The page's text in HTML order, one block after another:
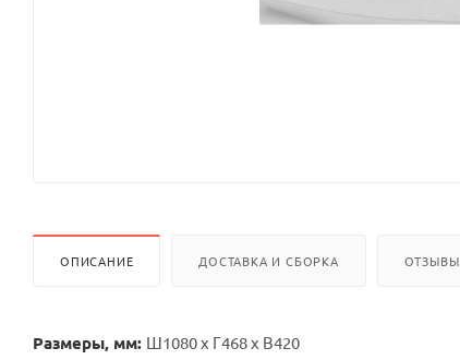
ОПИСАНИЕ ДОСТАВКА И СБОРКА ОТЗЫВЫ
Размеры, мм: Ш1080 х Г468 х В420